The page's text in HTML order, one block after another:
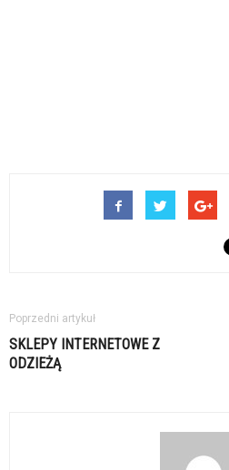
Poprzedni artykuł
SKLEPY INTERNETOWE Z
ODZIEŻĄ